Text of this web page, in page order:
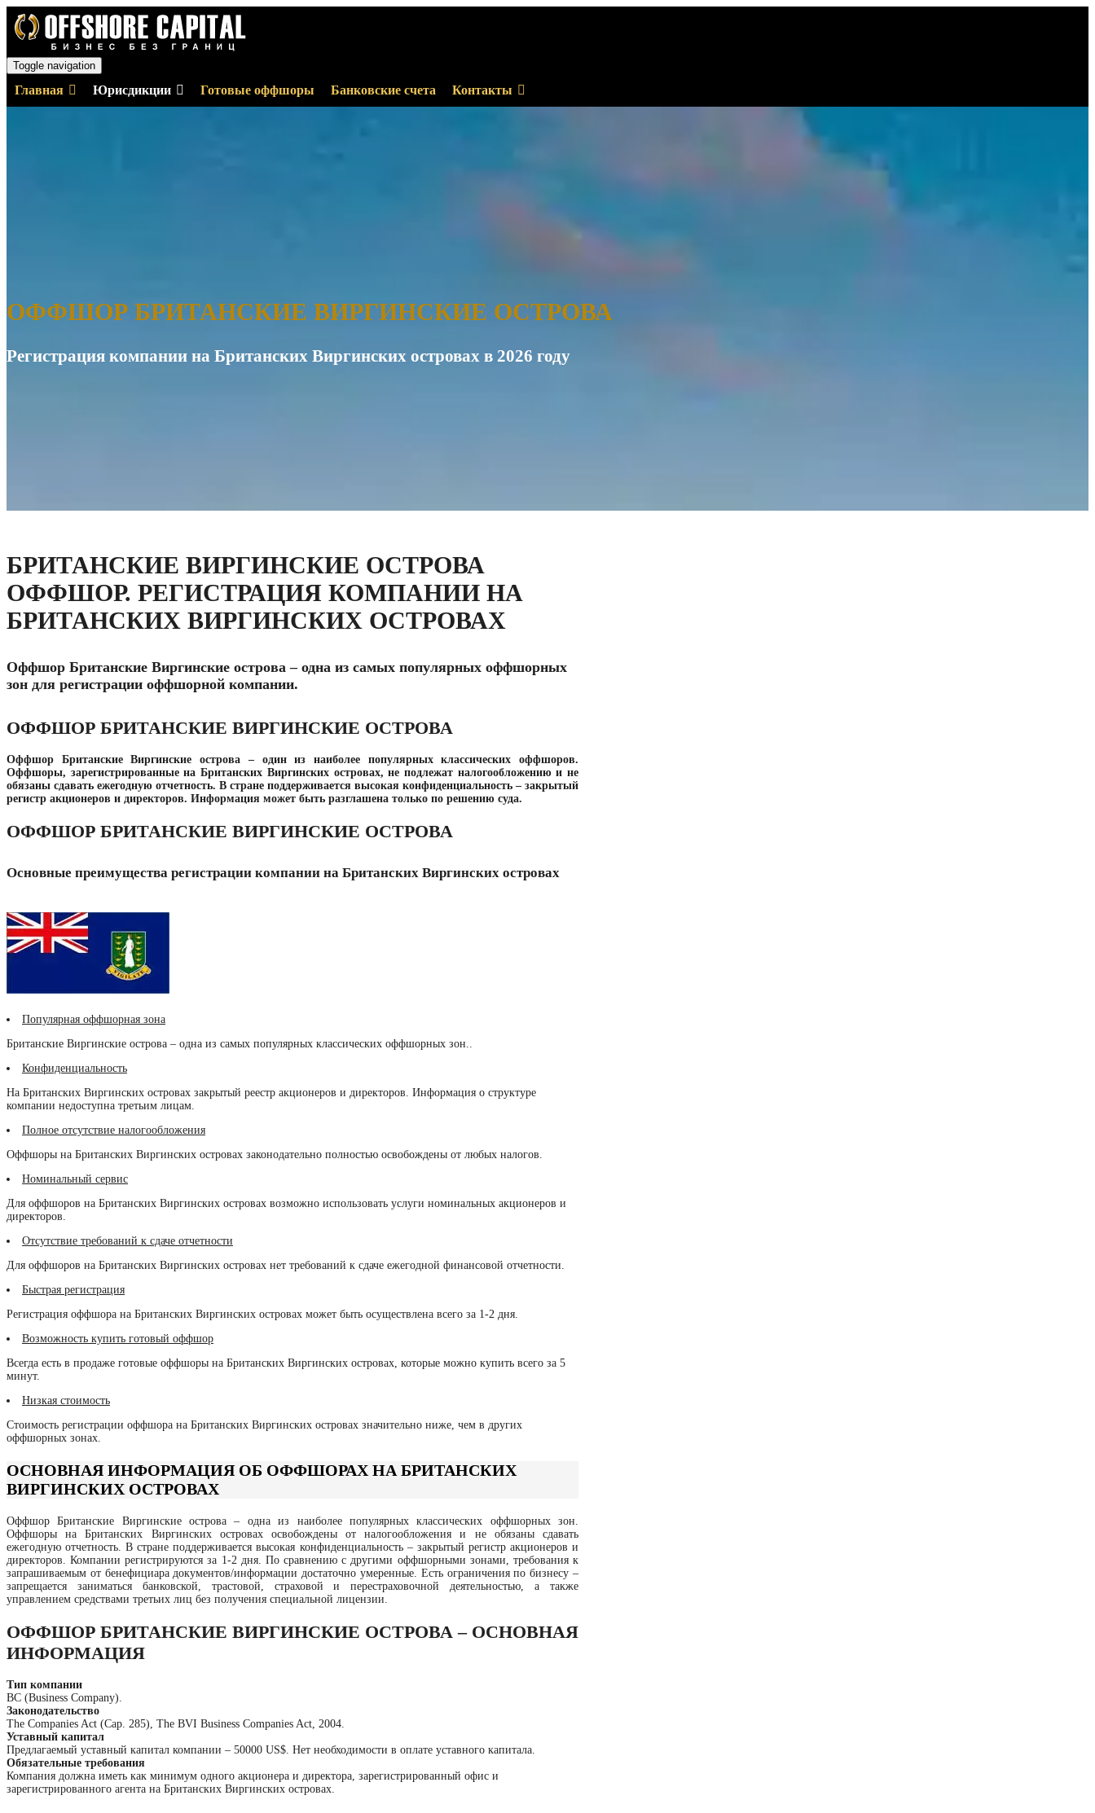
Toggle navigation
Главная Юрисдикции Готовые оффшоры Банковские счета Контакты
ОФФШОР БРИТАНСКИЕ ВИРГИНСКИЕ ОСТРОВА
Регистрация компании на Британских Виргинских островах в 2026 году
БРИТАНСКИЕ ВИРГИНСКИЕ ОСТРОВА
ОФФШОР. РЕГИСТРАЦИЯ КОМПАНИИ НА
БРИТАНСКИХ ВИРГИНСКИХ ОСТРОВАХ
Оффшор Британские Виргинские острова – одна из самых популярных оффшорных
зон для регистрации оффшорной компании.
ОФФШОР БРИТАНСКИЕ ВИРГИНСКИЕ ОСТРОВА
Оффшор Британские Виргинские острова – один из наиболее популярных классических оффшоров.
Оффшоры, зарегистрированные на Британских Виргинских островах, не подлежат налогообложению и не
обязаны сдавать ежегодную отчетность. В стране поддерживается высокая конфиденциальность – закрытый
регистр акционеров и директоров. Информация может быть разглашена только по решению суда.
ОФФШОР БРИТАНСКИЕ ВИРГИНСКИЕ ОСТРОВА
Основные преимущества регистрации компании на Британских Виргинских островах
Популярная оффшорная зона
Британские Виргинские острова – одна из самых популярных классических оффшорных зон..
Конфиденциальность
На Британских Виргинских островах закрытый реестр акционеров и директоров. Информация о структуре
компании недоступна третьим лицам.
Полное отсутствие налогообложения
Оффшоры на Британских Виргинских островах законодательно полностью освобождены от любых налогов.
Номинальный сервис
Для оффшоров на Британских Виргинских островах возможно использовать услуги номинальных акционеров и
директоров.
Отсутствие требований к сдаче отчетности
Для оффшоров на Британских Виргинских островах нет требований к сдаче ежегодной финансовой отчетности.
Быстрая регистрация
Регистрация оффшора на Британских Виргинских островах может быть осуществлена всего за 1-2 дня.
Возможность купить готовый оффшор
Всегда есть в продаже готовые оффшоры на Британских Виргинских островах, которые можно купить всего за 5
минут.
Низкая стоимость
Стоимость регистрации оффшора на Британских Виргинских островах значительно ниже, чем в других
оффшорных зонах.
ОСНОВНАЯ ИНФОРМАЦИЯ ОБ ОФФШОРАХ НА БРИТАНСКИХ
ВИРГИНСКИХ ОСТРОВАХ
Оффшор Британские Виргинские острова – одна из наиболее популярных классических оффшорных зон.
Оффшоры на Британских Виргинских островах освобождены от налогообложения и не обязаны сдавать
ежегодную отчетность. В стране поддерживается высокая конфиденциальность – закрытый регистр акционеров и
директоров. Компании регистрируются за 1-2 дня. По сравнению с другими оффшорными зонами, требования к
запрашиваемым от бенефициара документов/информации достаточно умеренные. Есть ограничения по бизнесу –
запрещается заниматься банковской, трастовой, страховой и перестраховочной деятельностью, а также
управлением средствами третьих лиц без получения специальной лицензии.
ОФФШОР БРИТАНСКИЕ ВИРГИНСКИЕ ОСТРОВА – ОСНОВНАЯ
ИНФОРМАЦИЯ
Тип компании
BC (Business Company).
Законодательство
The Companies Act (Cap. 285), The BVI Business Companies Act, 2004.
Уставный капитал
Предлагаемый уставный капитал компании – 50000 US$. Нет необходимости в оплате уставного капитала.
Обязательные требования
Компания должна иметь как минимум одного акционера и директора, зарегистрированный офис и
зарегистрированного агента на Британских Виргинских островах.